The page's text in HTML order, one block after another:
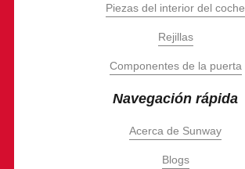
Piezas del interior del coche
Rejillas
Componentes de la puerta
Navegación rápida
Acerca de Sunway
Blogs